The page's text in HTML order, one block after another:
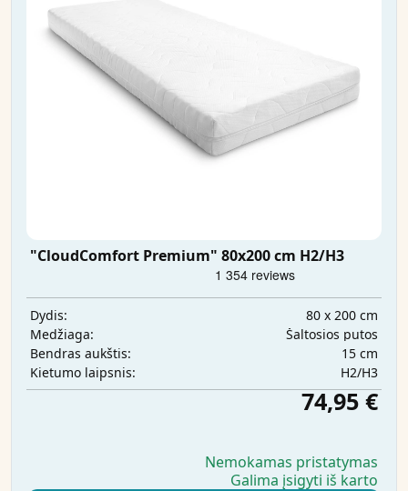
"CloudComfort Premium" 80x200 cm H2/H3
Dydis:
80 x 200 cm
Medžiaga:
Šaltosios putos
Bendras aukštis:
15 cm
Kietumo laipsnis:
H2/H3
74,95 €
Nemokamas pristatymas
Galima įsigyti iš karto